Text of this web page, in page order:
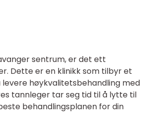
sentrum, er det ett
Dette er en klinikk som tilbyr et
høykvalitetsbehandling med
tannleger tar seg tid til å lytte til
behandlingsplanen for din